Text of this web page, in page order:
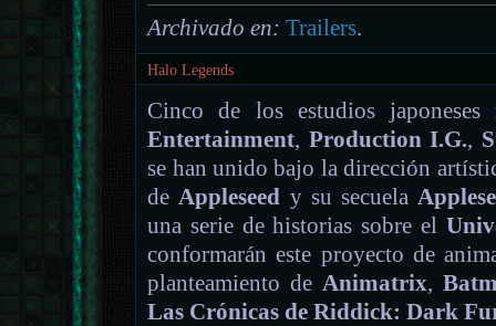
Archivado en: Trailers.
Halo Legends
Cinco de los estudios japoneses
Entertainment, Production I.G.,
se han unido bajo la dirección
de Appleseed y su secuela
una serie de historias sobre el
conformarán este proyecto de
planteamiento de Animatrix,
Las Crónicas de Riddick: Dark